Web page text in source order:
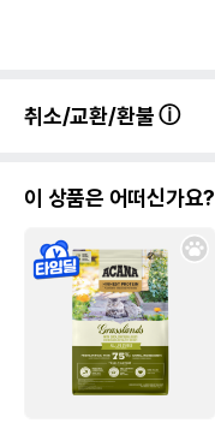
취소/교환/환불
이 상품은 어떠신가요?